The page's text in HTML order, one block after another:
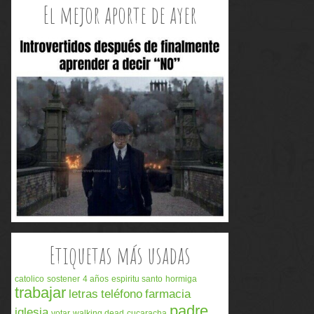
El mejor aporte de ayer
Etiquetas más usadas
catolico sostener 4 años espiritu santo hormiga
trabajar letras teléfono farmacia